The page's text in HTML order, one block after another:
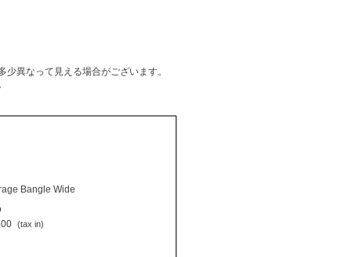
異なって見える場合がございます。
Bangle Wide
(tax in)